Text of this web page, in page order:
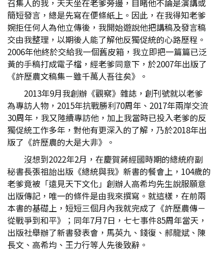
召集人的我，天天坐在老爹旁邊，目睹他不論是演講或
簡短發言，總是先寫在便條紙上。因此，在我得知老爹
婉拒任何人為他立傳後，我開始遊說他把講稿及發言稿
交由我整理，以期後人能了解他反獨促統的心路歷程。
2006年他終於交給我一個舊皮箱，我立即把一篇篇已泛
黃的手稿打成電子檔，經老爹同意下，於2007年出版了
《許歷農文稿集－雖千萬人吾往矣》。
2013年9月我創辦《觀察》雜誌，創刊號就以老爹
為專訪人物，2015年抗戰勝利70周年、2017年兩岸交流
30周年，我又陸續專訪他，加上我當時已投入老爹的反
獨促統工作多年，對他有更深入的了解，乃於2018年出
版了《許歷農的大是大非》。
沒想到2022年2月，在慶賀蔣經國時期的總統府副
秘書長張祖詒出版《總統與我》新書的餐會上，104歲的
老爹竟被「遠見天下文化」創辦人高希均先生說服願意
出版傳記，唯一的條件是由我來撰寫。就這樣，在前兩
本書的基礎上，短短三個月內我就完成了《許歷農傳－
從戰爭到和平》；同年7月7日，七七事件85周年當天，
出版社舉辦了新書發表會，馬英九、錢復、郝龍斌、陳
長文、高希均、王力行等人先後致辭。